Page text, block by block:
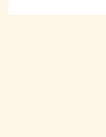
月の制度改正前は、